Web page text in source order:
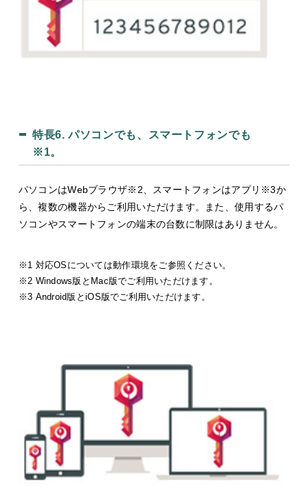
特長6. パソコンでも、スマートフォンでも
※1。
パソコンはWebブラウザ※2、スマートフォンはアプリ※3か
ら、複数の機器からご利用いただけます。また、使用するパ
ソコンやスマートフォンの端末の台数に制限はありません。
※1 対応OSについては動作環境をご参照ください。
※2 Windows版とMac版でご利用いただけます。
※3 Android版とiOS版でご利用いただけます。